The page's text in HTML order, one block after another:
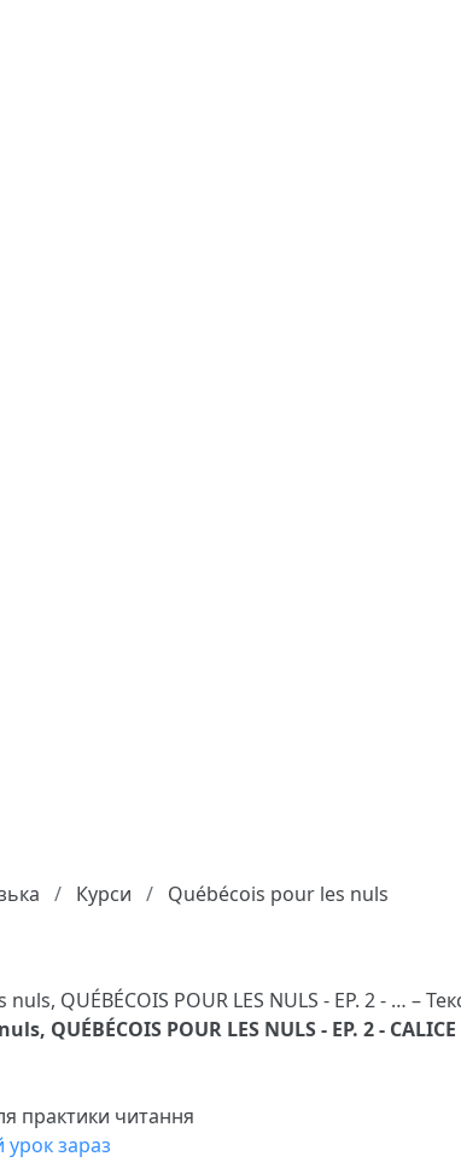
Курси Québécois pour les nuls
QUÉBÉCOIS POUR LES NULS - EP. 2 -
практики читання
зараз